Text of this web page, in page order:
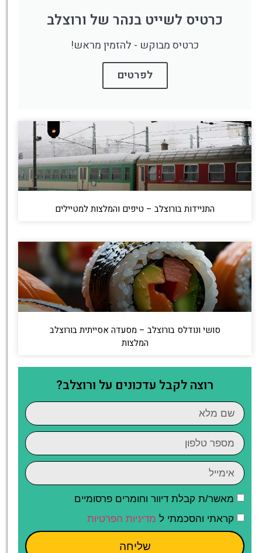
כרטיס לשייט בנהר של ורוצלב
כרטיס מבוקש - להזמין מראש!
לפרטים
התניידות בורוצלב – טיפים והמלצות למטיילים
סושי ונודלס בורוצלב – מסעדה אסייתית בורוצלב
המלצות
רוצה לקבל עדכונים על ורוצלב?
מאשר/ת קבלת דיוור וחומרים פרסומיים
קראתי והסכמתי ל מדיניות הפרטיות
שליחה